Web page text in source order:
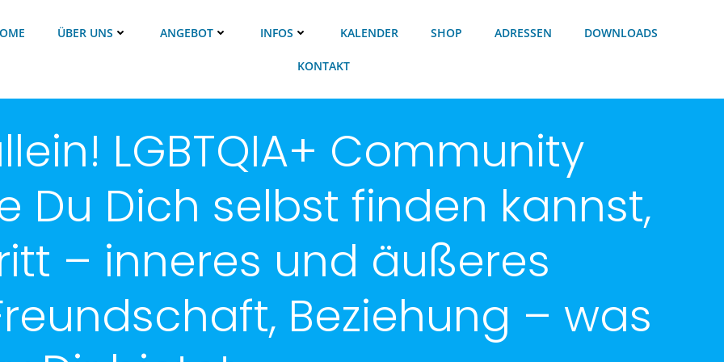
ÜBER UNS ANGEBOT INFOS KALENDER SHOP ADRESSEN DOWNLOADS
KONTAKT
LGBTQIA+ Community
Du Dich selbst finden kannst,
– inneres und äußeres
Beziehung – was